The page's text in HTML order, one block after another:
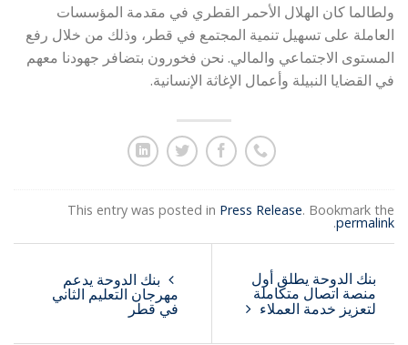
ولطالما كان الهلال الأحمر القطري في مقدمة المؤسسات
العاملة على تسهيل تنمية المجتمع في قطر، وذلك من خلال رفع
المستوى الاجتماعي والمالي. نحن فخورون بتضافر جهودنا معهم
في القضايا النبيلة وأعمال الإغاثة الإنسانية.
This entry was posted in Press Release. Bookmark the
permalink
.
بنك الدوحة يدعم
مهرجان التعليم الثاني
في قطر
بنك الدوحة يطلق أول
منصة اتصال متكاملة
لتعزيز خدمة العملاء